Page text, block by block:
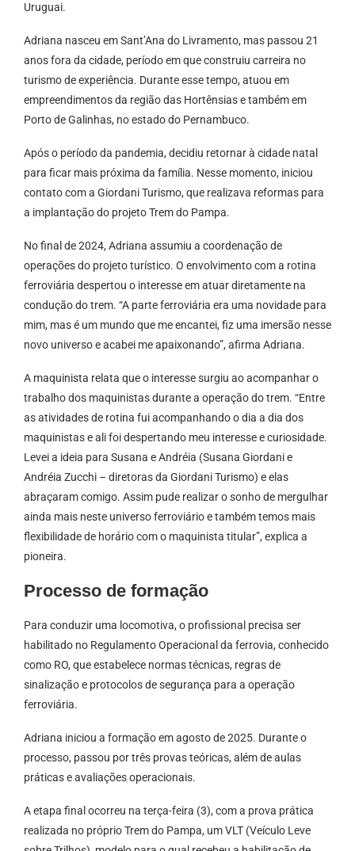
Uruguai.
Adriana nasceu em Sant’Ana do Livramento, mas passou 21
anos fora da cidade, período em que construiu carreira no
turismo de experiência. Durante esse tempo, atuou em
empreendimentos da região das Hortênsias e também em
Porto de Galinhas, no estado do Pernambuco.
Após o período da pandemia, decidiu retornar à cidade natal
para ficar mais próxima da família. Nesse momento, iniciou
contato com a Giordani Turismo, que realizava reformas para
a implantação do projeto Trem do Pampa.
No final de 2024, Adriana assumiu a coordenação de
operações do projeto turístico. O envolvimento com a rotina
ferroviária despertou o interesse em atuar diretamente na
condução do trem. “A parte ferroviária era uma novidade para
mim, mas é um mundo que me encantei, fiz uma imersão nesse
novo universo e acabei me apaixonando”, afirma Adriana.
A maquinista relata que o interesse surgiu ao acompanhar o
trabalho dos maquinistas durante a operação do trem. “Entre
as atividades de rotina fui acompanhando o dia a dia dos
maquinistas e ali foi despertando meu interesse e curiosidade.
Levei a ideia para Susana e Andréia (Susana Giordani e
Andréia Zucchi – diretoras da Giordani Turismo) e elas
abraçaram comigo. Assim pude realizar o sonho de mergulhar
ainda mais neste universo ferroviário e também temos mais
flexibilidade de horário com o maquinista titular”, explica a
pioneira.
Processo de formação
Para conduzir uma locomotiva, o profissional precisa ser
habilitado no Regulamento Operacional da ferrovia, conhecido
como RO, que estabelece normas técnicas, regras de
sinalização e protocolos de segurança para a operação
ferroviária.
Adriana iniciou a formação em agosto de 2025. Durante o
processo, passou por três provas teóricas, além de aulas
práticas e avaliações operacionais.
A etapa final ocorreu na terça-feira (3), com a prova prática
realizada no próprio Trem do Pampa, um VLT (Veículo Leve